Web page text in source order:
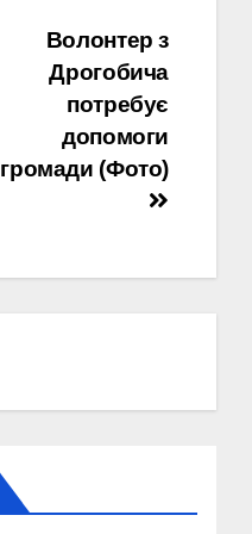
Волонтер з
Дрогобича
потребує
допомоги
громади (Фото)